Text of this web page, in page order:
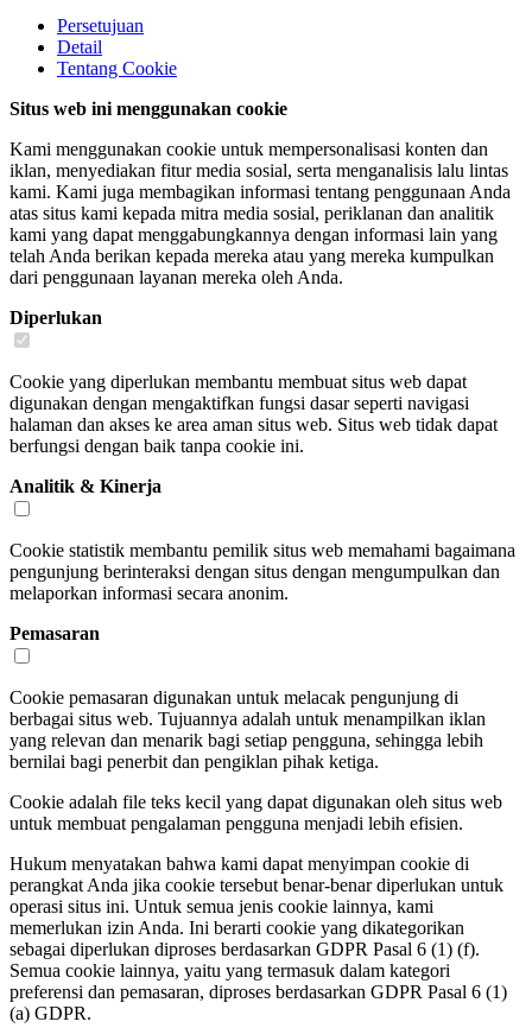
Persetujuan
Detail
Tentang Cookie
Situs web ini menggunakan cookie
Kami menggunakan cookie untuk mempersonalisasi konten dan
iklan, menyediakan fitur media sosial, serta menganalisis lalu lintas
kami. Kami juga membagikan informasi tentang penggunaan Anda
atas situs kami kepada mitra media sosial, periklanan dan analitik
kami yang dapat menggabungkannya dengan informasi lain yang
telah Anda berikan kepada mereka atau yang mereka kumpulkan
dari penggunaan layanan mereka oleh Anda.
Diperlukan
Cookie yang diperlukan membantu membuat situs web dapat
digunakan dengan mengaktifkan fungsi dasar seperti navigasi
halaman dan akses ke area aman situs web. Situs web tidak dapat
berfungsi dengan baik tanpa cookie ini.
Analitik & Kinerja
Cookie statistik membantu pemilik situs web memahami bagaimana
pengunjung berinteraksi dengan situs dengan mengumpulkan dan
melaporkan informasi secara anonim.
Pemasaran
Cookie pemasaran digunakan untuk melacak pengunjung di
berbagai situs web. Tujuannya adalah untuk menampilkan iklan
yang relevan dan menarik bagi setiap pengguna, sehingga lebih
bernilai bagi penerbit dan pengiklan pihak ketiga.
Cookie adalah file teks kecil yang dapat digunakan oleh situs web
untuk membuat pengalaman pengguna menjadi lebih efisien.
Hukum menyatakan bahwa kami dapat menyimpan cookie di
perangkat Anda jika cookie tersebut benar-benar diperlukan untuk
operasi situs ini. Untuk semua jenis cookie lainnya, kami
memerlukan izin Anda. Ini berarti cookie yang dikategorikan
sebagai diperlukan diproses berdasarkan GDPR Pasal 6 (1) (f).
Semua cookie lainnya, yaitu yang termasuk dalam kategori
preferensi dan pemasaran, diproses berdasarkan GDPR Pasal 6 (1)
(a) GDPR.